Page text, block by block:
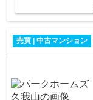
売買 | 中古マンション